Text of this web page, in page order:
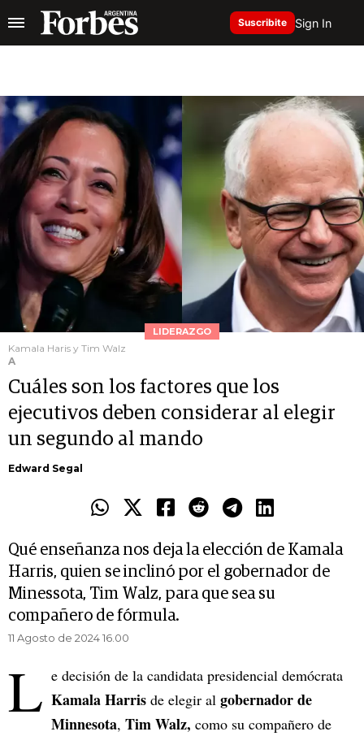
Suscribite Sign In
LIDERAZGO
Kamala Haris y Tim Walz
A
Cuáles son los factores que los
ejecutivos deben considerar al elegir
un segundo al mando
Edward Segal
Qué enseñanza nos deja la elección de Kamala
Harris, quien se inclinó por el gobernador de
Minessota, Tim Walz, para que sea su
compañero de fórmula.
11 Agosto de 2024 16.00
L e decisión de la candidata presidencial demócrata
Kamala Harris de elegir al gobernador de
Minnesota, Tim Walz, como su compañero de